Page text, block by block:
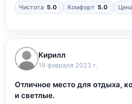
Чистота 5.0 Комфорт 5.0
Кирилл
19 февраля 2023 г.
Отличное место для отдыха,
и светлые.